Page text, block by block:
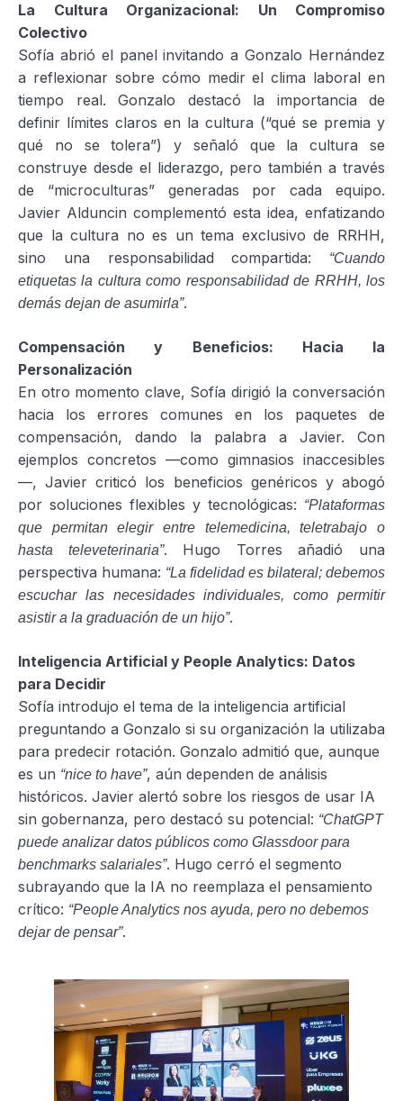
La Cultura Organizacional: Un Compromiso
Colectivo
Sofía abrió el panel invitando a Gonzalo Hernández
a reflexionar sobre cómo medir el clima laboral en
tiempo real. Gonzalo destacó la importancia de
definir límites claros en la cultura (“qué se premia y
qué no se tolera”) y señaló que la cultura se
construye desde el liderazgo, pero también a través
de “microculturas” generadas por cada equipo.
Javier Alduncin complementó esta idea, enfatizando
que la cultura no es un tema exclusivo de RRHH,
sino una responsabilidad compartida:
“Cuando
etiquetas la cultura como responsabilidad de RRHH, los
demás dejan de asumirla”.
Compensación y Beneficios: Hacia la
Personalización
En otro momento clave, Sofía dirigió la conversación
hacia los errores comunes en los paquetes de
compensación, dando la palabra a Javier. Con
ejemplos concretos —como gimnasios inaccesibles
—, Javier criticó los beneficios genéricos y abogó
por soluciones flexibles y tecnológicas: “Plataformas
que permitan elegir entre telemedicina, teletrabajo o
hasta televeterinaria”. Hugo Torres añadió una
perspectiva humana: “La fidelidad es bilateral; debemos
escuchar las necesidades individuales, como permitir
asistir a la graduación de un hijo”.
Inteligencia Artificial y People Analytics: Datos
para Decidir
Sofía introdujo el tema de la inteligencia artificial
preguntando a Gonzalo si su organización la utilizaba
para predecir rotación. Gonzalo admitió que, aunque
es un “nice to have”, aún dependen de análisis
históricos. Javier alertó sobre los riesgos de usar IA
sin gobernanza, pero destacó su potencial: “ChatGPT
puede analizar datos públicos como Glassdoor para
benchmarks salariales”. Hugo cerró el segmento
subrayando que la IA no reemplaza el pensamiento
crítico: “People Analytics nos ayuda, pero no debemos
dejar de pensar”.